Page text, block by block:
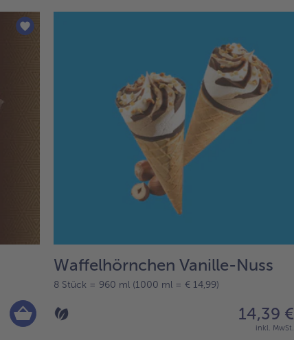
Waffelhörnchen Vanille-Nuss
8 Stück = 960 ml (1000 ml = € 14,99)
14,39 €
inkl. MwSt.